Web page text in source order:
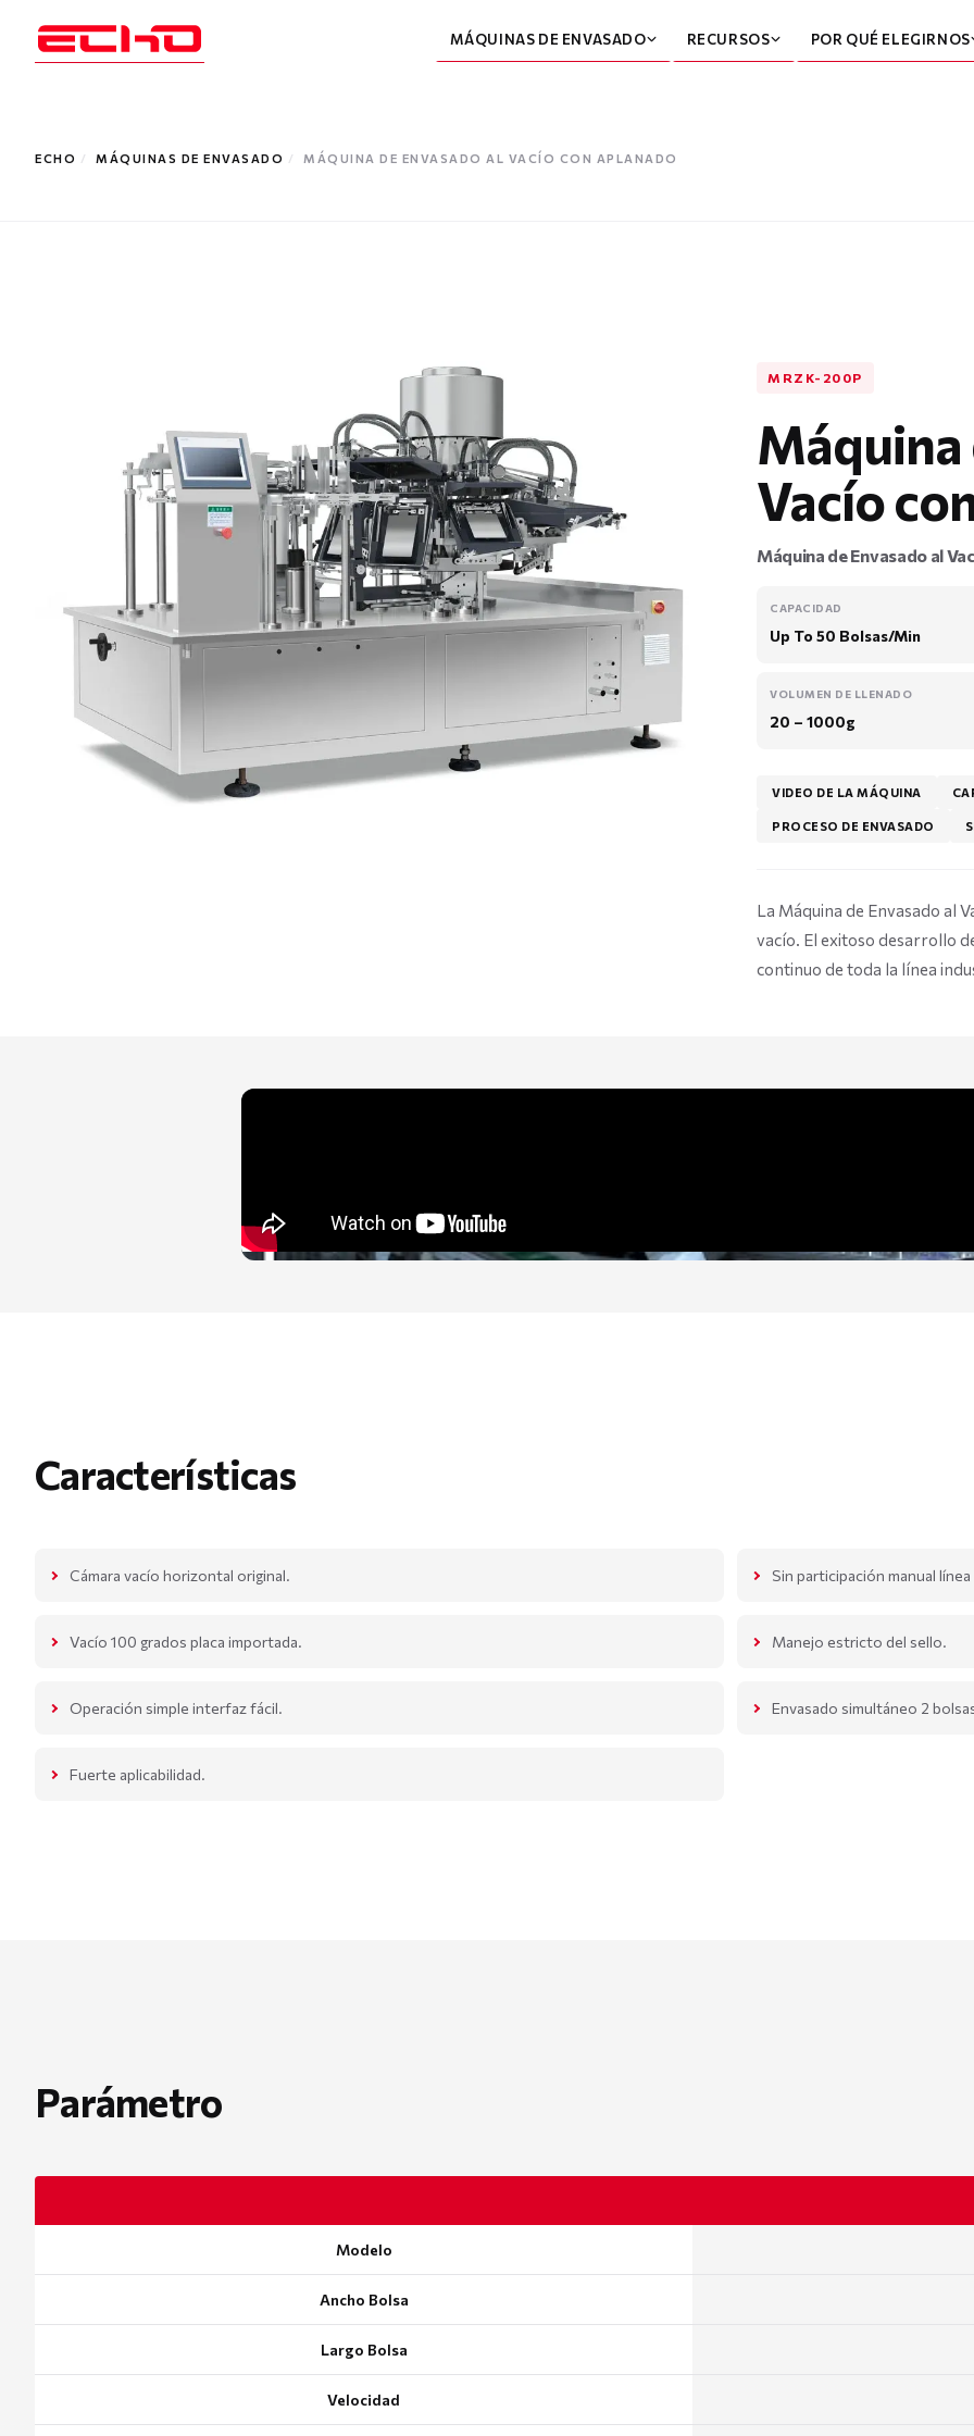
MÁQUINAS DE ENVASADO RECURSOS POR QUÉ ELEGIRNOS
ECHO / MÁQUINAS DE ENVASADO / MÁQUINA DE ENVASADO AL VACÍO CON APLANADO
MRZK-200P
Máquina
Vacío
Máquina de Envasado al
CAPACIDAD
Up To 50 Bolsas/Min
VOLUMEN DE LLENADO
20 – 1000g
VIDEO DE LA MÁQUINA
PROCESO DE ENVASADO
La Máquina de Envasado al
vacío. El exitoso desarrollo
continuo de toda la línea
Características
Cámara vacío horizontal original. Sin participación manual
Vacío 100 grados placa importada. Manejo estricto del sello.
Operación simple interfaz fácil. Envasado simultáneo 2
Fuerte aplicabilidad.
Parámetro
Modelo
Ancho Bolsa
Largo Bolsa
Velocidad